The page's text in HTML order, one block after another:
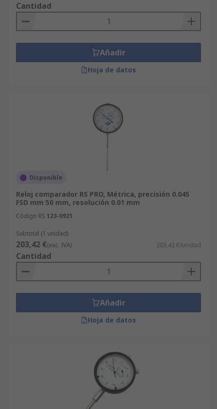
Cantidad
Añadir
Hoja de datos
Disponible
Reloj comparador RS PRO, Métrica, precisión 0.045
FSD mm 50 mm, resolución 0.01 mm
Código RS 123-0921
Subtotal (1 unidad)
203,42 €(exc. IVA) 203,42 €/unidad
Cantidad
Añadir
Hoja de datos